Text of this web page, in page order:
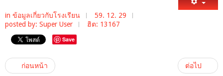
in ข้อมูลเกี่ยวกับโรงเรียน
59. 12. 29
posted by: Super User
ฮิต: 13167
Save
ก่อนหน้า ต่อไป